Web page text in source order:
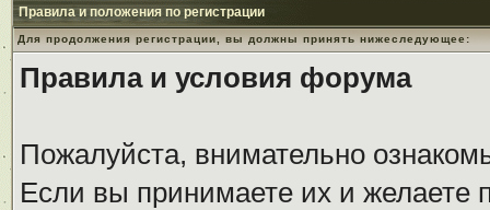
Правила и положения по регистрации
Для продолжения регистрации, вы должны принять нижеследующее:
Правила и условия форума
Пожалуйста, внимательно
Если вы принимаете их и желаете